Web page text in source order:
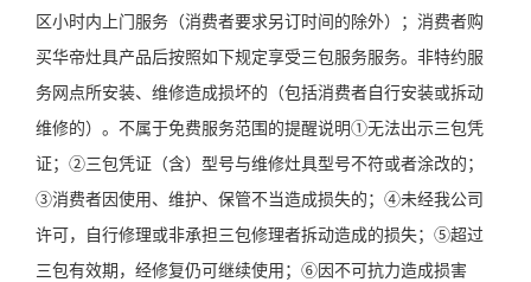
区小时内上门服务（消费者要求另订时间的除外）；消费者购
买华帝灶具产品后按照如下规定享受三包服务服务。非特约服
务网点所安装、维修造成损坏的（包括消费者自行安装或拆动
维修的）。不属于免费服务范围的提醒说明①无法出示三包凭
证；②三包凭证（含）型号与维修灶具型号不符或者涂改的；
③消费者因使用、维护、保管不当造成损失的；④未经我公司
许可，自行修理或非承担三包修理者拆动造成的损失；⑤超过
三包有效期，经修复仍可继续使用；⑥因不可抗力造成损害